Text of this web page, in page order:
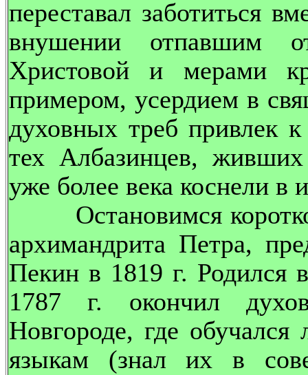
переставал заботиться
внушении отпавшим
Христовой и мерами
примером, усердием в
духовных треб привлек
тех Албазинцев,
уже более века коснели в
Остановимся коротко
архимандрита Петра,
Пекин в 1819 г. Родился
1787 г. окончил
Новгороде, где обучался
языкам (знал их в